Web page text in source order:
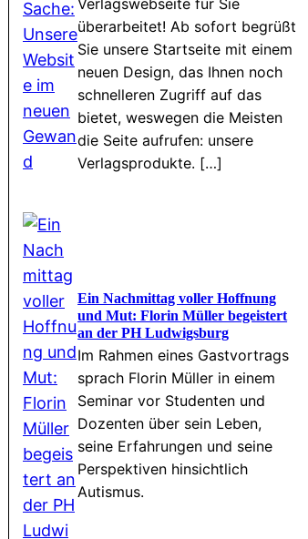
überarbeitet! Ab sofort begrüßt
Sie unsere Startseite mit einem
neuen Design, das Ihnen noch
schnelleren Zugriff auf das
bietet, weswegen die Meisten
die Seite aufrufen: unsere
Verlagsprodukte. […]
Ein Nachmittag voller Hoffnung
und Mut: Florin Müller begeistert
an der PH Ludwigsburg
Im Rahmen eines Gastvortrags
sprach Florin Müller in einem
Seminar vor Studenten und
Dozenten über sein Leben,
seine Erfahrungen und seine
Perspektiven hinsichtlich
Autismus.